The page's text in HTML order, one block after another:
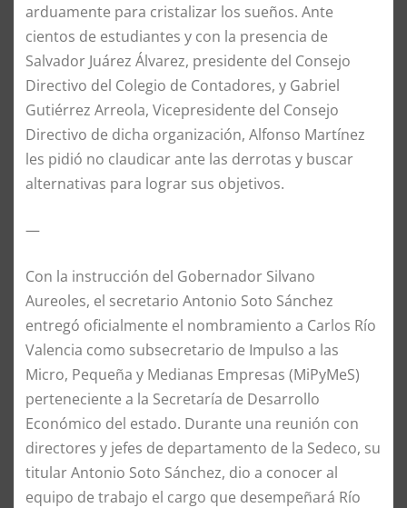
arduamente para cristalizar los sueños. Ante
cientos de estudiantes y con la presencia de
Salvador Juárez Álvarez, presidente del Consejo
Directivo del Colegio de Contadores, y Gabriel
Gutiérrez Arreola, Vicepresidente del Consejo
Directivo de dicha organización, Alfonso Martínez
les pidió no claudicar ante las derrotas y buscar
alternativas para lograr sus objetivos.
—
Con la instrucción del Gobernador Silvano
Aureoles, el secretario Antonio Soto Sánchez
entregó oficialmente el nombramiento a Carlos Río
Valencia como subsecretario de Impulso a las
Micro, Pequeña y Medianas Empresas (MiPyMeS)
perteneciente a la Secretaría de Desarrollo
Económico del estado. Durante una reunión con
directores y jefes de departamento de la Sedeco, su
titular Antonio Soto Sánchez, dio a conocer al
equipo de trabajo el cargo que desempeñará Río